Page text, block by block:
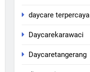
daycare terpercaya
Daycarekarawaci
Daycaretangerang